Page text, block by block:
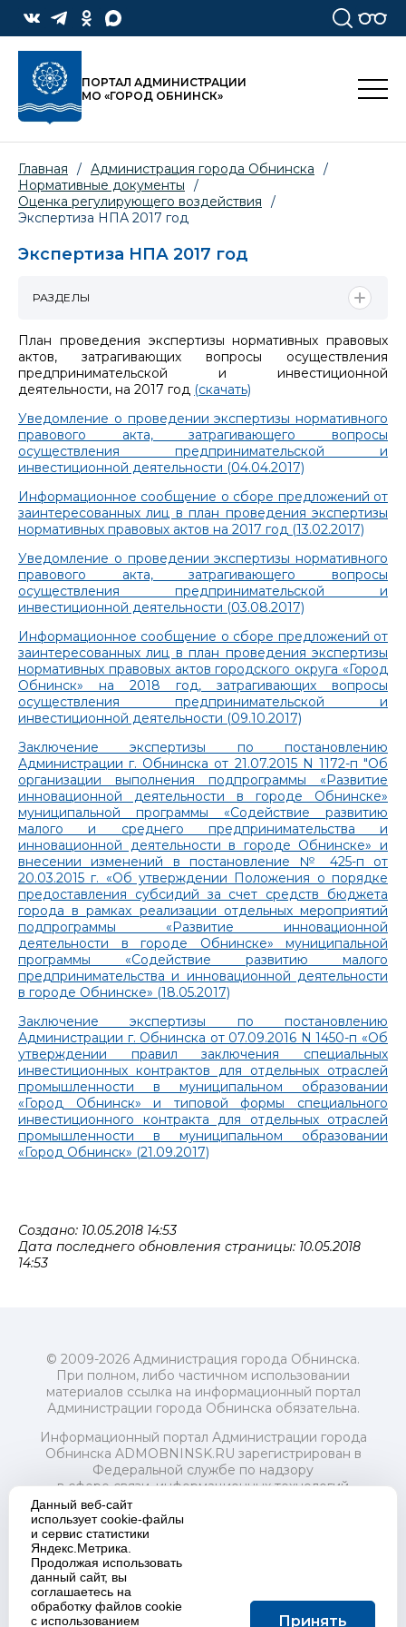
ПОРТАЛ АДМИНИСТРАЦИИ
МО «ГОРОД ОБНИНСК»
Главная / Администрация города Обнинска
/
Нормативные документы
/
Оценка регулирующего воздействия
/
Экспертиза НПА 2017 год
Экспертиза НПА 2017 год
План проведения экспертизы нормативных правовых
актов, затрагивающих вопросы осуществления
предпринимательской и инвестиционной
деятельности, на 2017 год (скачать)
Уведомление о проведении экспертизы нормативного
правового акта, затрагивающего вопросы
осуществления предпринимательской и
инвестиционной деятельности (04.04.2017)
Информационное сообщение о сборе предложений от
заинтересованных лиц в план проведения экспертизы
нормативных правовых актов на 2017 год (13.02.2017)
Уведомление о проведении экспертизы нормативного
правового акта, затрагивающего вопросы
осуществления предпринимательской и
инвестиционной деятельности (03.08.2017)
Информационное сообщение о сборе предложений от
заинтересованных лиц в план проведения экспертизы
нормативных правовых актов городского округа «Город
Обнинск» на 2018 год, затрагивающих вопросы
осуществления предпринимательской и
инвестиционной деятельности (09.10.2017)
Заключение экспертизы по постановлению
Администрации г. Обнинска от 21.07.2015 N 1172-п "Об
организации выполнения подпрограммы «Развитие
инновационной деятельности в городе Обнинске»
муниципальной программы «Содействие развитию
малого и среднего предпринимательства и
инновационной деятельности в городе Обнинске» и
внесении изменений в постановление № 425-п от
20.03.2015 г. «Об утверждении Положения о порядке
предоставления субсидий за счет средств бюджета
города в рамках реализации отдельных мероприятий
подпрограммы «Развитие инновационной
деятельности в городе Обнинске» муниципальной
программы «Содействие развитию малого
предпринимательства и инновационной деятельности
в городе Обнинске» (18.05.2017)
Заключение экспертизы по постановлению
Администрации г. Обнинска от 07.09.2016 N 1450-п «Об
утверждении правил заключения специальных
инвестиционных контрактов для отдельных отраслей
промышленности в муниципальном образовании
«Город Обнинск» и типовой формы специального
инвестиционного контракта для отдельных отраслей
промышленности в муниципальном образовании
«Город Обнинск» (21.09.2017)
Создано: 10.05.2018 14:53
Дата последнего обновления страницы: 10.05.2018
14:53
РАЗДЕЛЫ
© 2009-2026 Администрация города Обнинска.
При полном, либо частичном использовании
материалов ссылка на информационный портал
Администрации города Обнинска обязательна.
Информационный портал Администрации города
Обнинска ADMOBNINSK.RU зарегистрирован в
Федеральной службе по надзору
в сфере связи, информационных технологий
и массовых коммуникаций (Роскомнадзор) 24 июля
2018 года.
Свидетельство о регистрации Эл № ФС77-73321
Учредитель: Администрация (исполнительно-
распорядительный орган) городского округа "Город
Обнинск". Главный редактор: Байкова Е.А.
Адрес электронной почты Редакции:
Данный веб-сайт
использует cookie-файлы
и сервис статистики
Яндекс.Метрика.
Продолжая использовать
данный сайт, вы
соглашаетесь на
обработку файлов cookie
с использованием
Принять